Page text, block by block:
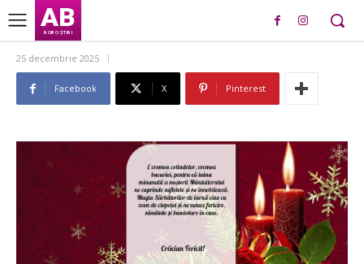
AB
ROBO ȘTIRI
25 decembrie 2025
Facebook X Pinterest